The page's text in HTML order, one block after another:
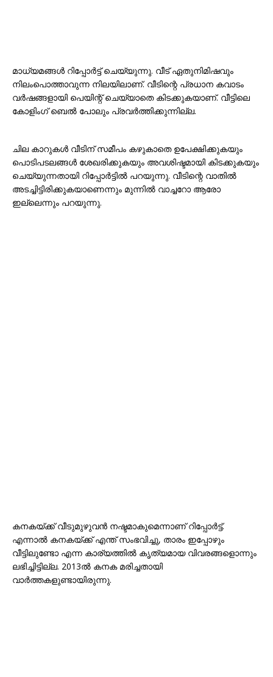
മാധ്യമങ്ങൾ റിപ്പോർട്ട് ചെയ്യുന്നു. വീട് ഏതുനിമിഷവും
നിലംപൊത്താവുന്ന നിലയിലാണ്. വീടിന്റെ പ്രധാന കവാടം
വർഷങ്ങളായി പെയിന്റ് ചെയ്യാതെ കിടക്കുകയാണ്. വീട്ടിലെ
കോളിംഗ് ബെൽ പോലും പ്രവർത്തിക്കുന്നില്ല.
ചില കാറുകൾ വീടിന് സമീപം കഴുകാതെ ഉപേക്ഷിക്കുകയും
പൊടിപടലങ്ങൾ ശേഖരിക്കുകയും അവശിഷ്ടമായി കിടക്കുകയും
ചെയ്യുന്നതായി റിപ്പോർട്ടിൽ പറയുന്നു. വീടിന്റെ വാതിൽ
അടച്ചിട്ടിരിക്കുകയാണെന്നും മുന്നിൽ വാച്ചറോ ആരോ
ഇല്ലെന്നും പറയുന്നു.
കനകയ്ക്ക് വീടുമുഴുവൻ നഷ്ടമാകുമെന്നാണ് റിപ്പോർട്ട്.
എന്നാൽ കനകയ്ക്ക് എന്ത് സംഭവിച്ചു, താരം ഇപ്പോഴും
വീട്ടിലുണ്ടോ എന്ന കാര്യത്തിൽ കൃത്യമായ വിവരങ്ങളൊന്നും
ലഭിച്ചിട്ടില്ല. 2013ൽ കനക മരിച്ചതായി
വാർത്തകളുണ്ടായിരുന്നു.